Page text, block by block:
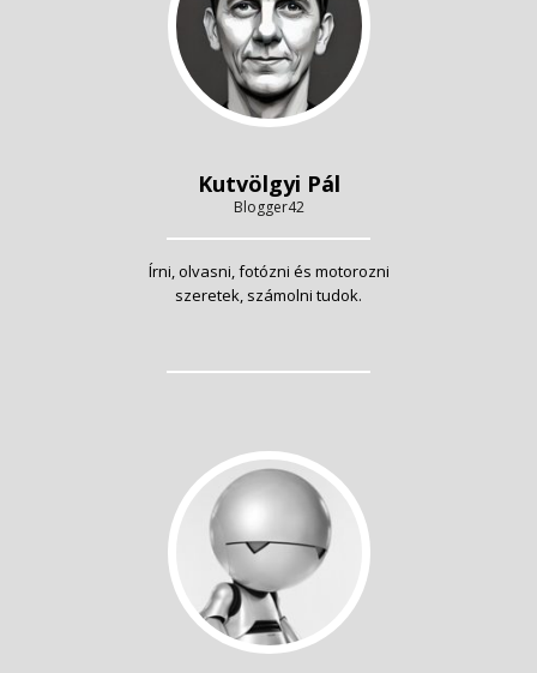
Kutvölgyi Pál
Blogger42
Írni, olvasni, fotózni és motorozni
szeretek, számolni tudok.